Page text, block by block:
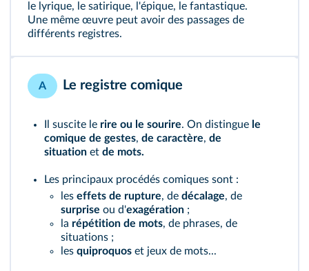
le lyrique, le satirique, l'épique, le fantastique.
Une même œuvre peut avoir des passages de
différents registres.
A Le registre comique
Il suscite le rire ou le sourire. On distingue le
comique de gestes, de caractère, de
situation et de mots.
Les principaux procédés comiques sont :
les effets de rupture, de décalage, de
surprise ou d'exagération ;
la répétition de mots, de phrases, de
situations ;
les quiproquos et jeux de mots...